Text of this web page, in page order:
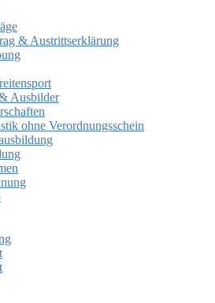
& Austrittserklärung
Ausbilder
ohne Verordnungsschein